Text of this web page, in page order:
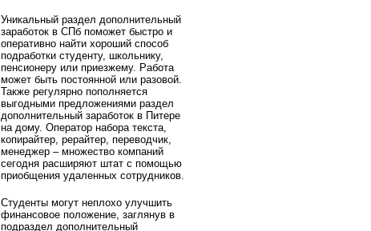
Уникальный раздел дополнительный
заработок в СПб поможет быстро и
оперативно найти хороший способ
подработки студенту, школьнику,
пенсионеру или приезжему. Работа
может быть постоянной или разовой.
Также регулярно пополняется
выгодными предложениями раздел
дополнительный заработок в Питере
на дому. Оператор набора текста,
копирайтер, рерайтер, переводчик,
менеджер – множество компаний
сегодня расширяют штат с помощью
приобщения удаленных сотрудников.
Студенты могут неплохо улучшить
финансовое положение, заглянув в
подраздел дополнительный